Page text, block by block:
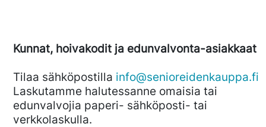
Kunnat, hoivakodit ja edunvalvonta-asiakkaat
Tilaa sähköpostilla info@senioreidenkauppa.fi
Laskutamme halutessanne omaisia tai
edunvalvojia paperi- sähköposti- tai
verkkolaskulla.